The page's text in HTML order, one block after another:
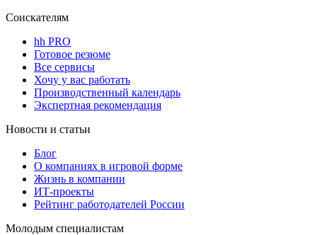
Соискателям
hh PRO
Готовое резюме
Все сервисы
Хочу у вас работать
Производственный календарь
Экспертная рекомендация
Новости и статьи
Блог
О компаниях в игровой форме
Жизнь в компании
ИТ-проекты
Рейтинг работодателей России
Молодым специалистам